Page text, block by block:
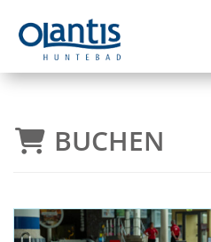
BUCHEN